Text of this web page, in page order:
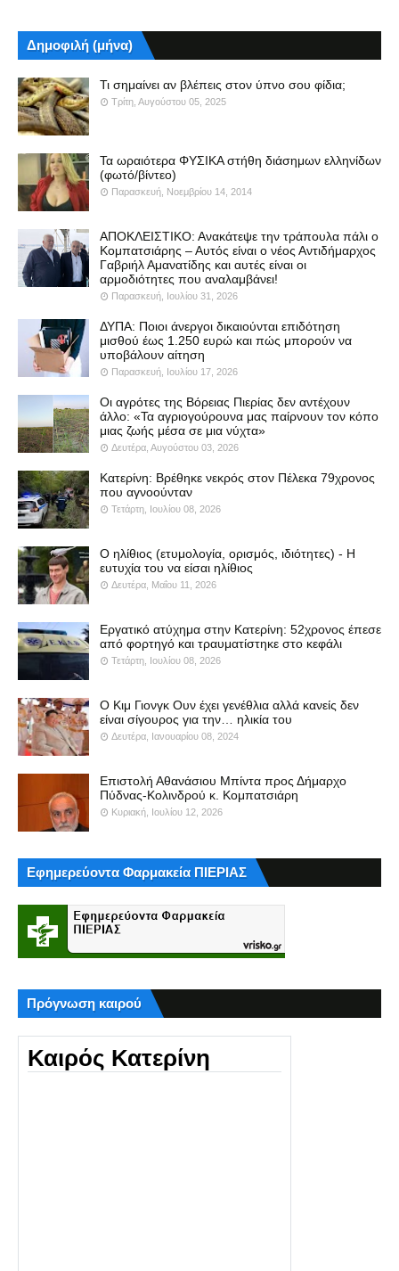
Δημοφιλή (μήνα)
Τι σημαίνει αν βλέπεις στον ύπνο σου φίδια;
Τρίτη, Αυγούστου 05, 2025
Τα ωραιότερα ΦΥΣΙΚΑ στήθη διάσημων ελληνίδων
(φωτό/βίντεο)
Παρασκευή, Νοεμβρίου 14, 2014
ΑΠΟΚΛΕΙΣΤΙΚΟ: Ανακάτεψε την τράπουλα πάλι ο
Κομπατσιάρης – Αυτός είναι ο νέος Αντιδήμαρχος
Γαβριήλ Αμανατίδης και αυτές είναι οι
αρμοδιότητες που αναλαμβάνει!
Παρασκευή, Ιουλίου 31, 2026
ΔΥΠΑ: Ποιοι άνεργοι δικαιούνται επιδότηση
μισθού έως 1.250 ευρώ και πώς μπορούν να
υποβάλουν αίτηση
Παρασκευή, Ιουλίου 17, 2026
Οι αγρότες της Βόρειας Πιερίας δεν αντέχουν
άλλο: «Τα αγριογούρουνα μας παίρνουν τον κόπο
μιας ζωής μέσα σε μια νύχτα»
Δευτέρα, Αυγούστου 03, 2026
Κατερίνη: Βρέθηκε νεκρός στον Πέλεκα 79χρονος
που αγνοούνταν
Τετάρτη, Ιουλίου 08, 2026
Ο ηλίθιος (ετυμολογία, ορισμός, ιδιότητες) - Η
ευτυχία του να είσαι ηλίθιος
Δευτέρα, Μαΐου 11, 2026
Εργατικό ατύχημα στην Κατερίνη: 52χρονος έπεσε
από φορτηγό και τραυματίστηκε στο κεφάλι
Τετάρτη, Ιουλίου 08, 2026
Ο Κιμ Γιονγκ Ουν έχει γενέθλια αλλά κανείς δεν
είναι σίγουρος για την… ηλικία του
Δευτέρα, Ιανουαρίου 08, 2024
Επιστολή Αθανάσιου Μπίντα προς Δήμαρχο
Πύδνας-Κολινδρού κ. Κομπατσιάρη
Κυριακή, Ιουλίου 12, 2026
Εφημερεύοντα Φαρμακεία ΠΙΕΡΙΑΣ
Πρόγνωση καιρού
Καιρός Κατερίνη